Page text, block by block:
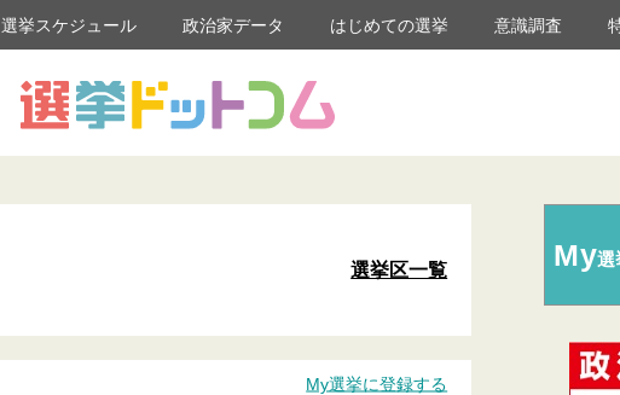
選挙スケジュール 政治家データ はじめての選挙 意識調査
選挙区一覧
My選挙に登録する
My選